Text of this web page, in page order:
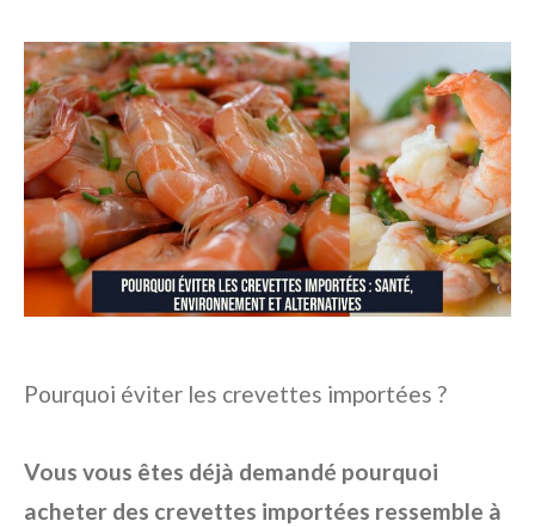
Pourquoi éviter les crevettes importées ?
Vous vous êtes déjà demandé pourquoi
acheter des crevettes importées ressemble à